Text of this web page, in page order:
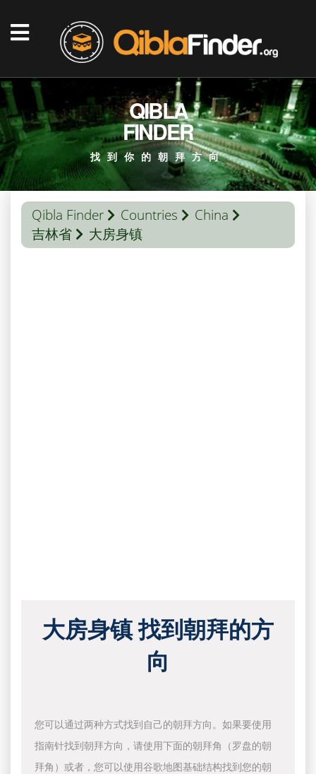
QIBLA
FINDER
找到你的朝拜方向
Qibla Finder Countries
China
吉林省
大房身镇
大房身镇 找到朝拜的方
向
您可以通过两种方式找到自己的朝拜方向。如果要使用
指南针找到朝拜方向，请使用下面的朝拜角（罗盘的朝
拜角）或者，您可以使用谷歌地图基础结构找到您的朝